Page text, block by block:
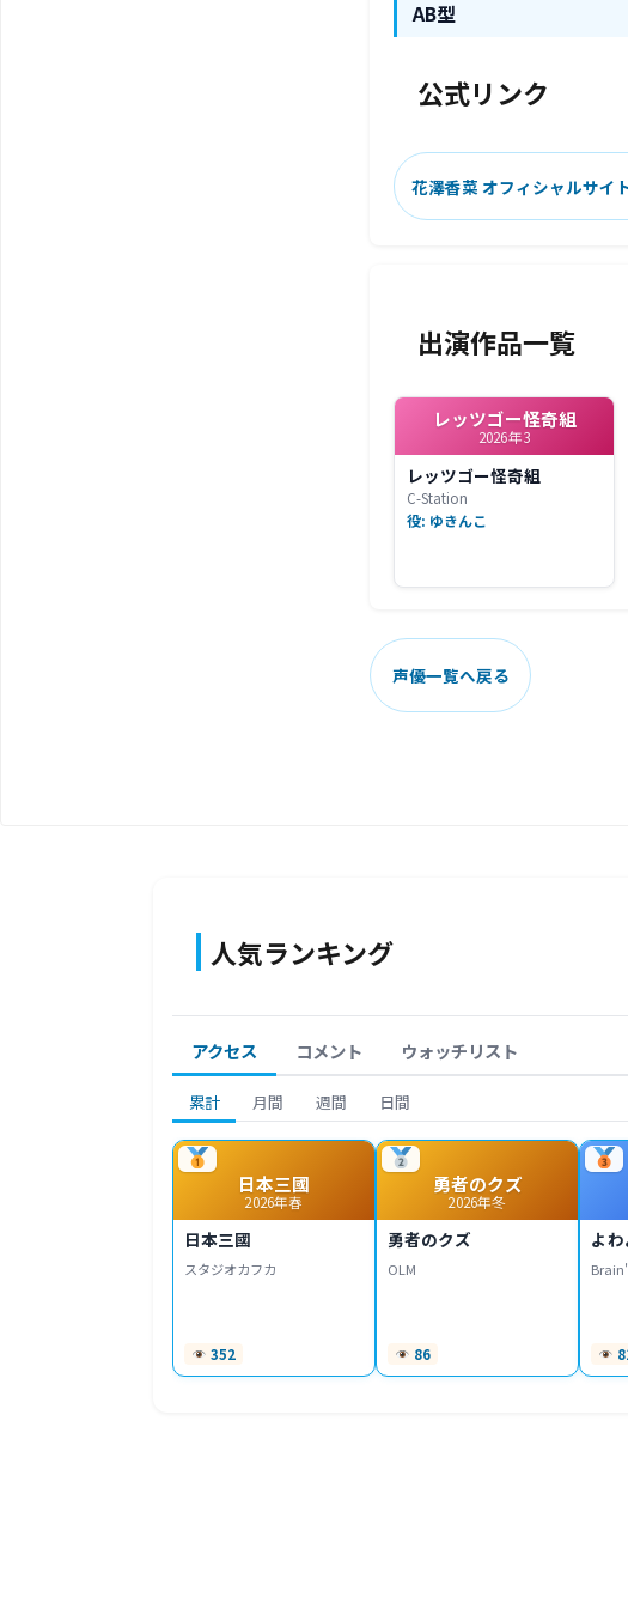
AB型
公式リンク
花澤香菜 オフィシャルサイ
出演作品一覧
レッツゴー怪奇組
2026年3
レッツゴー怪奇組
C-Station
役: ゆきんこ
声優一覧へ戻る
人気ランキング
アクセス コメント ウォッチリスト
累計 月間 週間 日間
日本三國
2026年春
日本三國
スタジオカフカ
352
勇者のクズ
2026年冬
勇者のクズ
OLM
86
よ